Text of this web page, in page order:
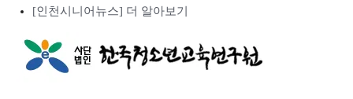
[인천시니어뉴스] 더 알아보기